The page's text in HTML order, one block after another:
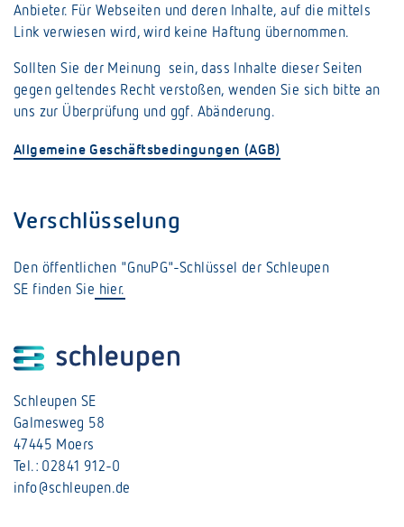
Anbieter. Für Webseiten und deren Inhalte, auf die mittels
Link verwiesen wird, wird keine Haftung übernommen.
Sollten Sie der Meinung sein, dass Inhalte dieser Seiten
gegen geltendes Recht verstoßen, wenden Sie sich bitte an
uns zur Überprüfung und ggf. Abänderung.
Allgemeine Geschäftsbedingungen (AGB)
Verschlüsselung
Den öffentlichen "GnuPG"-Schlüssel der Schleupen
SE finden Sie hier.
Schleupen SE
Galmesweg 58
47445 Moers
Tel.: 02841 912-0
info@schleupen.de